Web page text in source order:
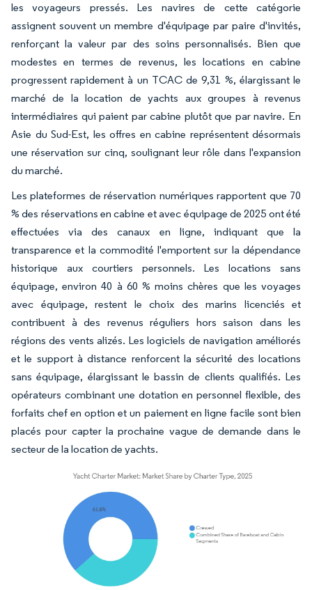
les voyageurs pressés. Les navires de cette catégorie
assignent souvent un membre d'équipage par paire d'invités,
renforçant la valeur par des soins personnalisés. Bien que
modestes en termes de revenus, les locations en cabine
progressent rapidement à un TCAC de 9,31 %, élargissant le
marché de la location de yachts aux groupes à revenus
intermédiaires qui paient par cabine plutôt que par navire. En
Asie du Sud-Est, les offres en cabine représentent désormais
une réservation sur cinq, soulignant leur rôle dans l'expansion
du marché.
Les plateformes de réservation numériques rapportent que 70
% des réservations en cabine et avec équipage de 2025 ont été
effectuées via des canaux en ligne, indiquant que la
transparence et la commodité l'emportent sur la dépendance
historique aux courtiers personnels. Les locations sans
équipage, environ 40 à 60 % moins chères que les voyages
avec équipage, restent le choix des marins licenciés et
contribuent à des revenus réguliers hors saison dans les
régions des vents alizés. Les logiciels de navigation améliorés
et le support à distance renforcent la sécurité des locations
sans équipage, élargissant le bassin de clients qualifiés. Les
opérateurs combinant une dotation en personnel flexible, des
forfaits chef en option et un paiement en ligne facile sont bien
placés pour capter la prochaine vague de demande dans le
secteur de la location de yachts.